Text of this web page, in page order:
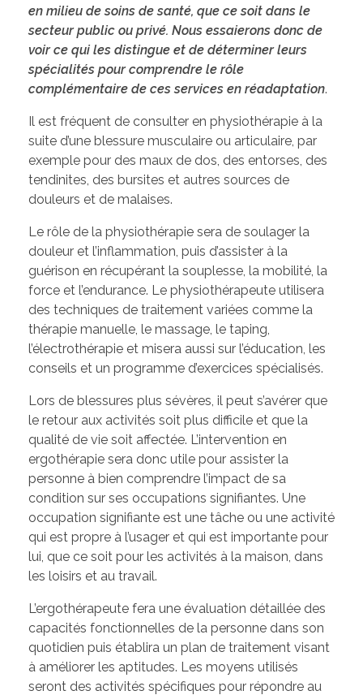
en milieu de soins de santé, que ce soit dans le
secteur public ou privé. Nous essaierons donc de
voir ce qui les distingue et de déterminer leurs
spécialités pour comprendre le rôle
complémentaire de ces services en réadaptation.
Il est fréquent de consulter en physiothérapie à la
suite d’une blessure musculaire ou articulaire, par
exemple pour des maux de dos, des entorses, des
tendinites, des bursites et autres sources de
douleurs et de malaises.
Le rôle de la physiothérapie sera de soulager la
douleur et l’inflammation, puis d’assister à la
guérison en récupérant la souplesse, la mobilité, la
force et l’endurance. Le physiothérapeute utilisera
des techniques de traitement variées comme la
thérapie manuelle, le massage, le taping,
l’électrothérapie et misera aussi sur l’éducation, les
conseils et un programme d’exercices spécialisés.
Lors de blessures plus sévères, il peut s’avérer que
le retour aux activités soit plus difficile et que la
qualité de vie soit affectée. L’intervention en
ergothérapie sera donc utile pour assister la
personne à bien comprendre l’impact de sa
condition sur ses occupations signifiantes. Une
occupation signifiante est une tâche ou une activité
qui est propre à l’usager et qui est importante pour
lui, que ce soit pour les activités à la maison, dans
les loisirs et au travail.
L’ergothérapeute fera une évaluation détaillée des
capacités fonctionnelles de la personne dans son
quotidien puis établira un plan de traitement visant
à améliorer les aptitudes. Les moyens utilisés
seront des activités spécifiques pour répondre au